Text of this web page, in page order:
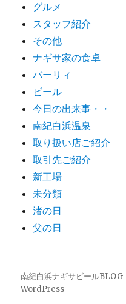
グルメ
スタッフ紹介
その他
ナギサ家の食卓
バーリィ
ビール
今日の出来事・・
南紀白浜温泉
取り扱い店ご紹介
取引先ご紹介
新工場
未分類
渚の日
父の日
南紀白浜ナギサビールBLOG
WordPress